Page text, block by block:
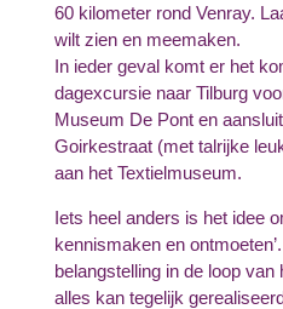
60 kilometer rond Venray.
wilt zien en meemaken.
In ieder geval komt er het
dagexcursie naar Tilburg
Museum De Pont en
Goirkestraat (met talrijke
aan het Textielmuseum.
Iets heel anders is het idee
kennismaken en
belangstelling in de loop
alles kan tegelijk